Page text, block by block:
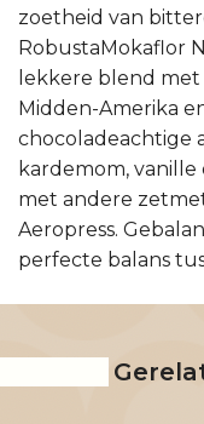
zoetheid van
RobustaMokaflor
lekkere blend met
Midden-Amerika
chocoladeachtige
kardemom, vanille
met andere
Aeropress.
perfecte balans